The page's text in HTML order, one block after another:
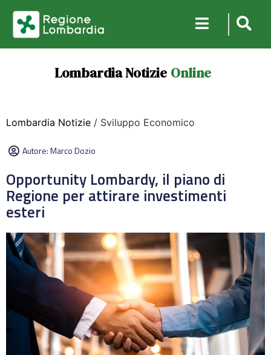
Lombardia Notizie Online
Lombardia Notizie / Sviluppo Economico
Autore:Marco Dozio
Opportunity Lombardy, il piano di
Regione per attirare investimenti
esteri